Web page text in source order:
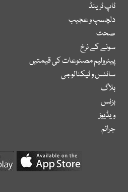
ٹاپ ٹرینڈ
دلچسپ و عجیب
صحت
سونے کے نرخ
پیٹرولیم مصنوعات کی قیمتیں
سائنس و ٹیکنالوجی
بلاگ
بزنس
ویڈیوز
جرائم